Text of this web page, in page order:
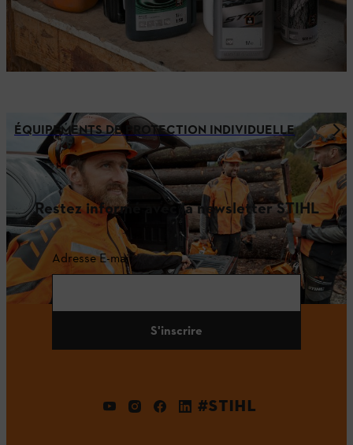
ÉQUIPEMENTS DE PROTECTION INDIVIDUELLE
Restez informé avec la newsletter STIHL
Adresse E-mail
S'inscrire
#STIHL